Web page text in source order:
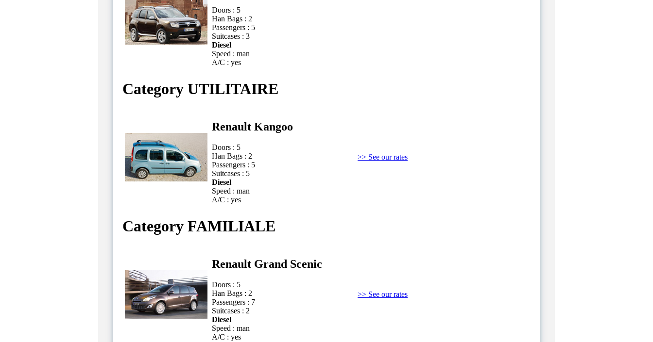
Doors : 5
Han Bags : 2
Passengers : 5
Suitcases : 3
Diesel
Speed : man
A/C : yes
Category UTILITAIRE
Renault Kangoo
Doors : 5
Han Bags : 2
Passengers : 5
Suitcases : 5
Diesel
Speed : man
A/C : yes
>> See our rates
Category FAMILIALE
Renault Grand Scenic
Doors : 5
Han Bags : 2
Passengers : 7
Suitcases : 2
Diesel
Speed : man
A/C : yes
>> See our rates